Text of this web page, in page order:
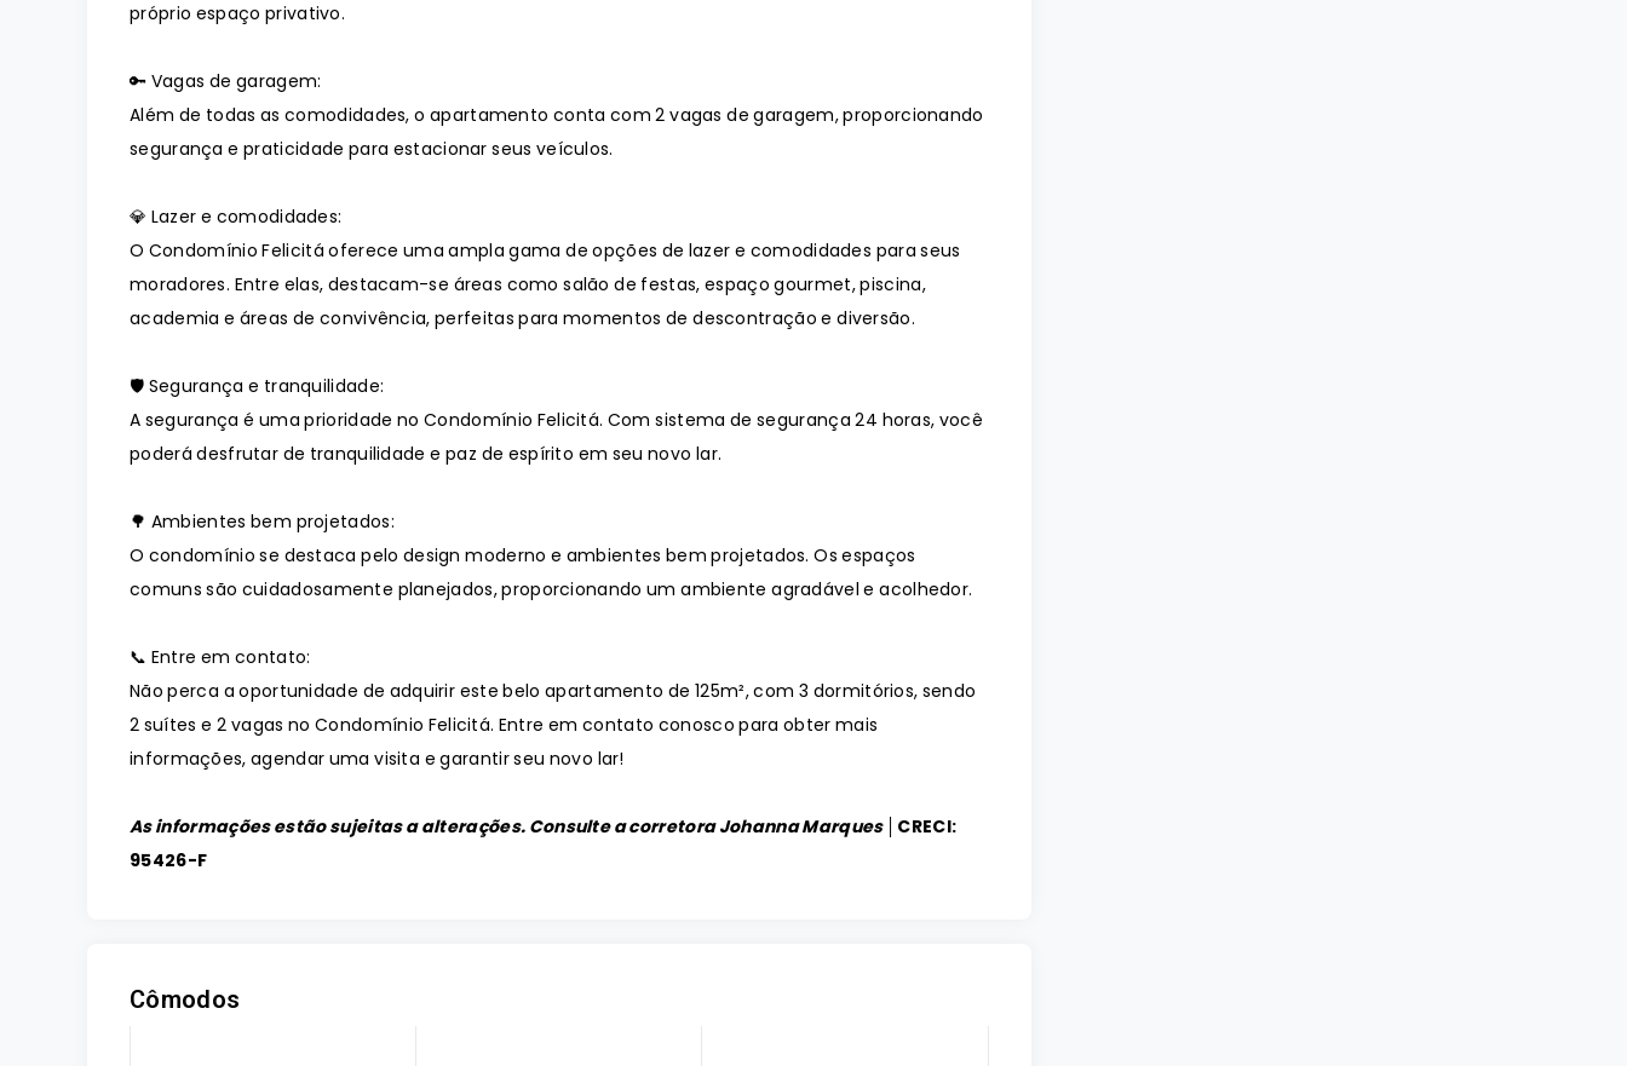
próprio espaço privativo.
🔑 Vagas de garagem:
Além de todas as comodidades, o apartamento conta com 2 vagas de garagem, proporcionando
segurança e praticidade para estacionar seus veículos.
💎 Lazer e comodidades:
O Condomínio Felicitá oferece uma ampla gama de opções de lazer e comodidades para seus
moradores. Entre elas, destacam-se áreas como salão de festas, espaço gourmet, piscina,
academia e áreas de convivência, perfeitas para momentos de descontração e diversão.
🛡️ Segurança e tranquilidade:
A segurança é uma prioridade no Condomínio Felicitá. Com sistema de segurança 24 horas, você
poderá desfrutar de tranquilidade e paz de espírito em seu novo lar.
🌳 Ambientes bem projetados:
O condomínio se destaca pelo design moderno e ambientes bem projetados. Os espaços
comuns são cuidadosamente planejados, proporcionando um ambiente agradável e acolhedor.
📞 Entre em contato:
Não perca a oportunidade de adquirir este belo apartamento de 125m², com 3 dormitórios, sendo
2 suítes e 2 vagas no Condomínio Felicitá. Entre em contato conosco para obter mais
informações, agendar uma visita e garantir seu novo lar!
As informações estão sujeitas a alterações. Consulte a corretora Johanna Marques │ CRECI:
95426-F
Cômodos